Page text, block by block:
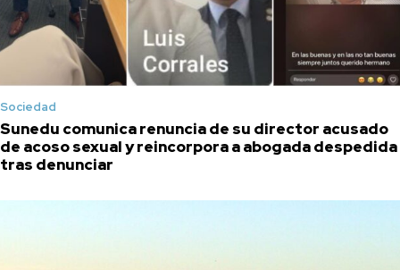
Sociedad
Sunedu comunica renuncia de su director acusado
de acoso sexual y reincorpora a abogada despedida
tras denunciar